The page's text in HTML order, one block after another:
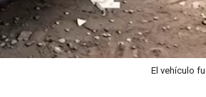
El vehículo